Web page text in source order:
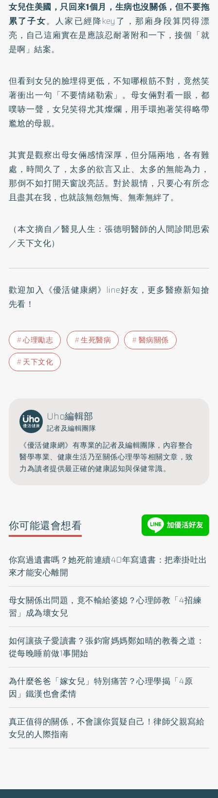
女兒住美國，只回來1個月，生病也沒關係，但不要拖
累了子女。人家已經降key了，那廂身段算閃得漂
亮，自己這廂實在是應該忍耐著附和一下，接個「就
是啊」結案。
但看到女兒的臉埋得更低，不知哪根筋不對，竟然笑
著衝出一句「不要情緒勒索」。母女倆對看一眼，都
噗哧一聲，女兒笑得尤其燦爛，用手環抱著笑得略帶
尷尬的母親。
其實是觀察出母女倆感情深厚，但分隔兩地，各有難
處，時間久了，太多的欲言又止、太多的無能為力，
那倒不如打開天窗說亮話。對於親情，只要心有所念
且盡其在我，也就該無怨無悔、無牽無絆了。
（本文摘自／醫見人生：張德明醫師的人間診間思索
／天下文化）
歡迎加入 《優活健康網》line好友 ，更多醫療新知搶
先看！
心理勵志 生死醫病
醫病關係
天下文化
Uho編輯部
記者及編輯團隊
《優活健康網》有專業的記者及編輯團隊，內容整合
醫學專業、健康生活乃至關係心理學等相關文章，致
力為讀者提供最正確的健康認知與保健常識。
你可能還會想看
你寫過遺書嗎？她死前連續40年寫遺書：把牽掛吐出
來才能安心離開
母女關係出問題，竟不輸給婆媳？心理師教「4招練
習」成為壞女兒
如何讓孩子愛讀書？張鈞甯媽媽鄭如晴的教養之道：
從每晚睡前做1事開始
為什麼爸爸「嫁女兒」特別痛苦？心理學揭「4原
因」鐵漢也會柔情
真正值得的關係，不會讓你質疑自己！律師父親寫給
女兒的人際指南